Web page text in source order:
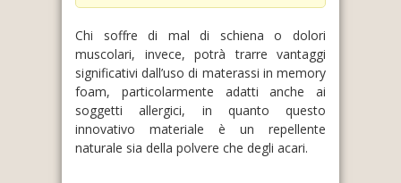
Chi soffre di mal di schiena o dolori
muscolari, invece, potrà trarre vantaggi
significativi dall’uso di materassi in memory
foam, particolarmente adatti anche ai
soggetti allergici, in quanto questo
innovativo materiale è un repellente
naturale sia della polvere che degli acari.